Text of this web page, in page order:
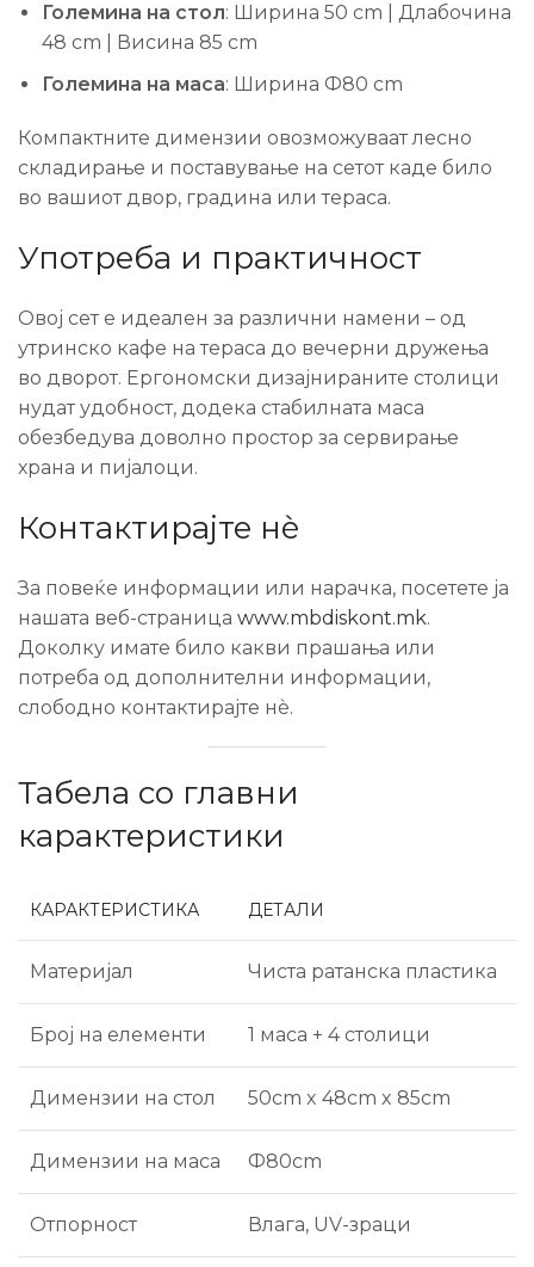
Големина на стол: Ширина 50 cm | Длабочина
48 cm | Висина 85 cm
Големина на маса: Ширина Ф80 cm
Компактните димензии овозможуваат лесно
складирање и поставување на сетот каде било
во вашиот двор, градина или тераса.
Употреба и практичност
Овој сет е идеален за различни намени – од
утринско кафе на тераса до вечерни дружења
во дворот. Ергономски дизајнираните столици
нудат удобност, додека стабилната маса
обезбедува доволно простор за сервирање
храна и пијалоци.
Контактирајте нѐ
За повеќе информации или нарачка, посетете ја
нашата веб-страница www.mbdiskont.mk.
Доколку имате било какви прашања или
потреба од дополнителни информации,
слободно контактирајте нѐ.
Табела со главни
карактеристики
КАРАКТЕРИСТИКА ДЕТАЛИ
Материјал Чиста ратанска пластика
Број на елементи 1 маса + 4 столици
Димензии на стол 50cm x 48cm x 85cm
Димензии на маса Ф80cm
Отпорност Влага, UV-зраци